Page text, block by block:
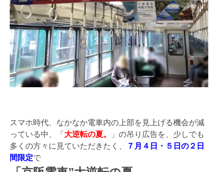
スマホ時代、なかなか電車内の上部を見上げる機会が減
っている中、「 大逆転の夏。
」の吊り広告を、少しでも
多くの方々に見ていただきたく、
７月４日・５日の２日
間限定で